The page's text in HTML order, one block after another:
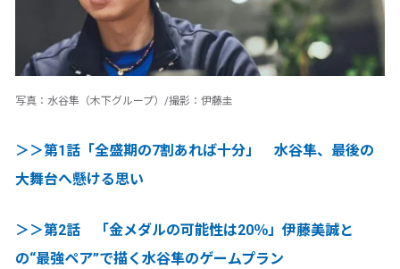
写真：水谷隼（木下グループ）/撮影：伊藤圭
＞＞第1話「全盛期の7割あれば十分」 水谷隼、最後の
大舞台へ懸ける思い
＞＞第2話 「金メダルの可能性は20％」伊藤美誠と
の“最強ペア”で描く水谷隼のゲームプラン